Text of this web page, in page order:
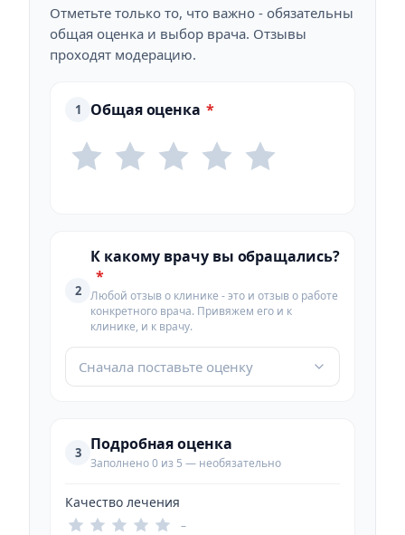
Отметьте только то, что важно - обязательны
общая оценка и выбор врача. Отзывы
проходят модерацию.
1 Общая оценка *
2
К какому врачу вы обращались?
*
Любой отзыв о клинике - это и отзыв о работе
конкретного врача. Привяжем его и к
клинике, и к врачу.
Сначала поставьте оценку
3 Подробная оценка
Заполнено 0 из 5 — необязательно
Качество лечения
–